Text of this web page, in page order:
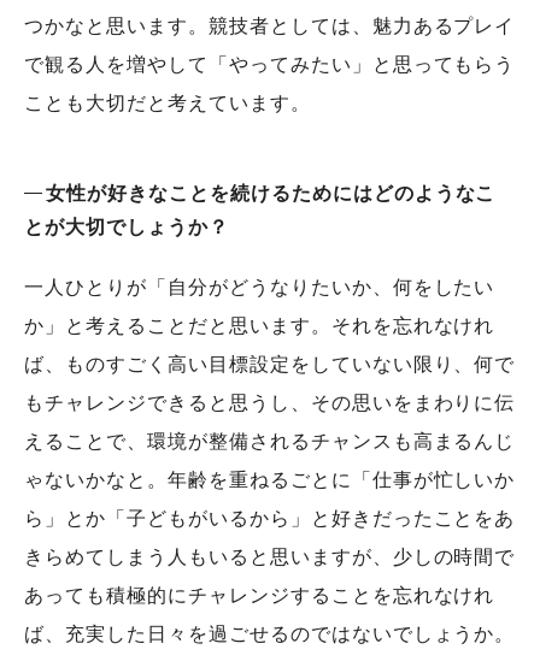
つかなと思います。競技者としては、魅力あるプレイ
で観る人を増やして「やってみたい」と思ってもらう
ことも大切だと考えています。
女性が好きなことを続けるためにはどのようなこ
とが大切でしょうか？
一人ひとりが「自分がどうなりたいか、何をしたい
か」と考えることだと思います。それを忘れなけれ
ば、ものすごく高い目標設定をしていない限り、何で
もチャレンジできると思うし、その思いをまわりに伝
えることで、環境が整備されるチャンスも高まるんじ
ゃないかなと。年齢を重ねるごとに「仕事が忙しいか
ら」とか「子どもがいるから」と好きだったことをあ
きらめてしまう人もいると思いますが、少しの時間で
あっても積極的にチャレンジすることを忘れなけれ
ば、充実した日々を過ごせるのではないでしょうか。